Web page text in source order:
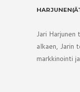
Jari
alkaen, Jarin
markkinointi